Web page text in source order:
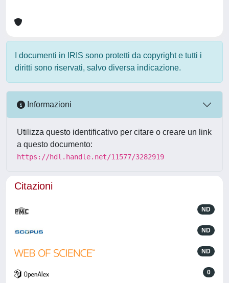
I documenti in IRIS sono protetti da copyright e tutti i
diritti sono riservati, salvo diversa indicazione.
Informazioni
Utilizza questo identificativo per citare o creare un link
a questo documento:
https://hdl.handle.net/11577/3282919
Citazioni
ND
ND
ND
0